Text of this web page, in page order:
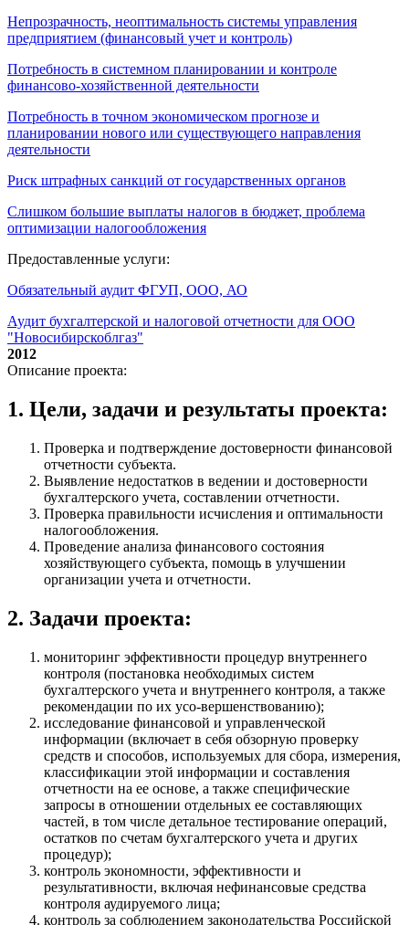
Непрозрачность, неоптимальность системы управления
предприятием (финансовый учет и контроль)
Потребность в системном планировании и контроле
финансово-хозяйственной деятельности
Потребность в точном экономическом прогнозе и
планировании нового или существующего направления
деятельности
Риск штрафных санкций от государственных органов
Слишком большие выплаты налогов в бюджет, проблема
оптимизации налогообложения
Предоставленные услуги:
Обязательный аудит ФГУП, ООО, АО
Аудит бухгалтерской и налоговой отчетности для ООО
"Новосибирскоблгаз"
2012
Описание проекта:
1. Цели, задачи и результаты проекта:
Проверка и подтверждение достоверности финансовой
отчетности субъекта.
Выявление недостатков в ведении и достоверности
бухгалтерского учета, составлении отчетности.
Проверка правильности исчисления и оптимальности
налогообложения.
Проведение анализа финансового состояния
хозяйствующего субъекта, помощь в улучшении
организации учета и отчетности.
2. Задачи проекта:
мониторинг эффективности процедур внутреннего
контроля (постановка необходимых систем
бухгалтерского учета и внутреннего контроля, а также
рекомендации по их усо-вершенствованию);
исследование финансовой и управленческой
информации (включает в себя обзорную проверку
средств и способов, используемых для сбора, измерения,
классификации этой информации и составления
отчетности на ее основе, а также специфические
запросы в отношении отдельных ее составляющих
частей, в том числе детальное тестирование операций,
остатков по счетам бухгалтерского учета и других
процедур);
контроль экономности, эффективности и
результативности, включая нефинансовые средства
контроля аудируемого лица;
контроль за соблюдением законодательства Российской